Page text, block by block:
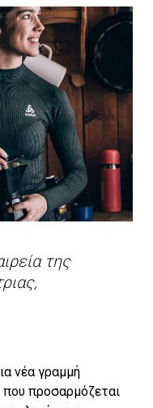
της
νέα γραμμή
προσαρμόζεται